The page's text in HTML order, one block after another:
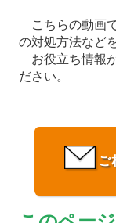
こちらの動画
の対処方法など
お役立ち情報
ださい。
ご